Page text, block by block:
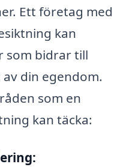
Ett företag med
kan
som bidrar till
din egendom.
som en
kan täcka: